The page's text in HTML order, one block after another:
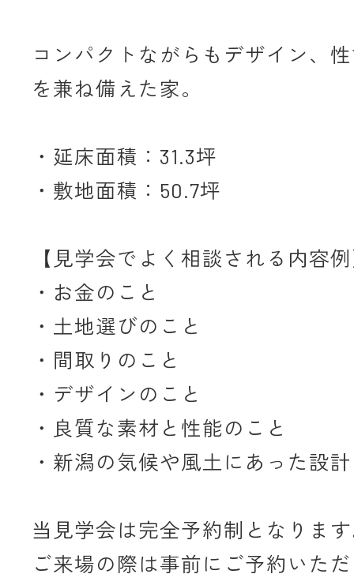
コンパクトながらもデザイン、
を兼ね備えた家。
・延床面積：31.3坪
・敷地面積：50.7坪
【見学会でよく相談される内容
・お金のこと
・土地選びのこと
・間取りのこと
・デザインのこと
・良質な素材と性能のこと
・新潟の気候や風土にあった設
当見学会は完全予約制となりま
ご来場の際は事前にご予約いた